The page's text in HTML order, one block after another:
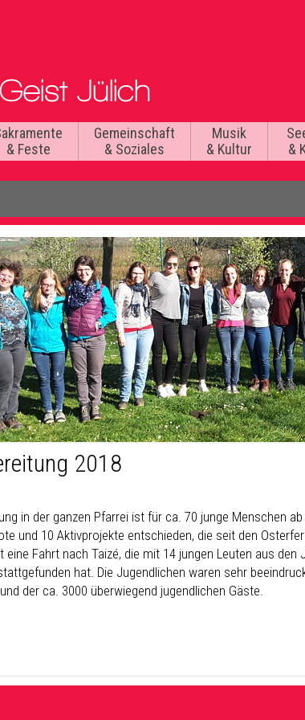
& Feste
Gemeinschaft
& Soziales
Musik
& Kultur
&
2018
in der ganzen Pfarrei ist für ca. 70 junge Menschen
und 10 Aktivprojekte entschieden, die seit den
eine Fahrt nach Taizé, die mit 14 jungen Leuten aus
hat. Die Jugendlichen waren sehr
der ca. 3000 überwiegend jugendlichen Gäste.